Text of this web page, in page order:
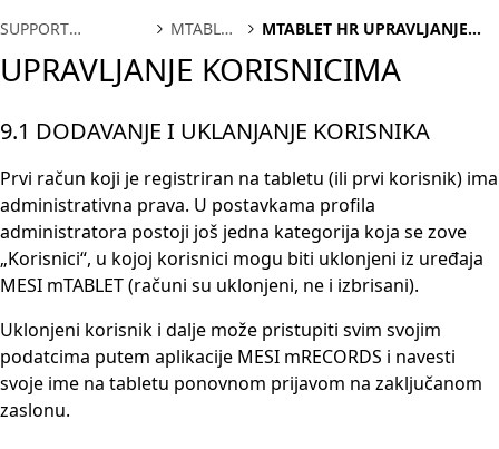
SUPPORT
MTABLET
MTABLET HR UPRAVLJANJE
UPRAVLJANJE KORISNICIMA
9.1 DODAVANJE I UKLANJANJE KORISNIKA
Prvi račun koji je registriran na tabletu (ili prvi korisnik) ima
administrativna prava. U postavkama profila
administratora postoji još jedna kategorija koja se zove
„Korisnici“, u kojoj korisnici mogu biti uklonjeni iz uređaja
MESI mTABLET (računi su uklonjeni, ne i izbrisani).
Uklonjeni korisnik i dalje može pristupiti svim svojim
podatcima putem aplikacije MESI mRECORDS i navesti
svoje ime na tabletu ponovnom prijavom na zaključanom
zaslonu.